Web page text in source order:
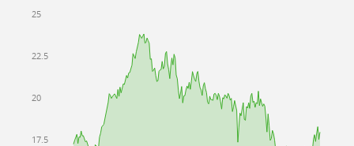
17.5
20
22.5
25